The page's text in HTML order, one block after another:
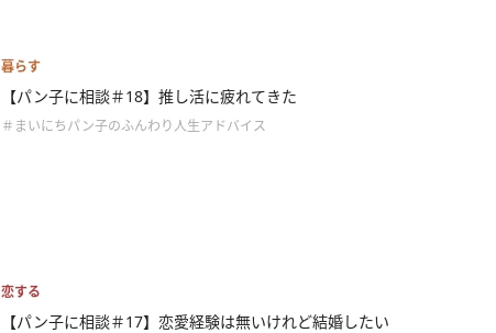
暮らす
【パン子に相談＃18】推し活に疲れてきた
＃まいにちパン子のふんわり人生アドバイス
恋する
【パン子に相談＃17】恋愛経験は無いけれど結婚したい